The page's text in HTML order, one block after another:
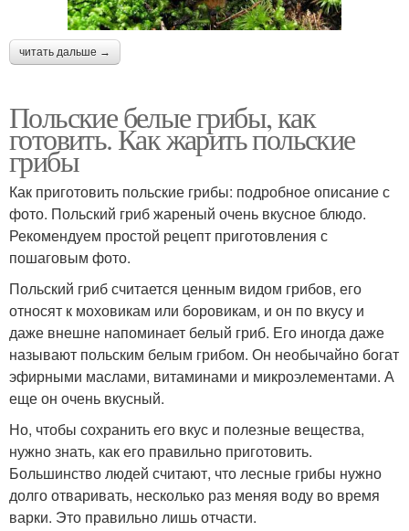
читать дальше →
Польские белые грибы, как
готовить. Как жарить польские
грибы
Как приготовить польские грибы: подробное описание с
фото. Польский гриб жареный очень вкусное блюдо.
Рекомендуем простой рецепт приготовления с
пошаговым фото.
Польский гриб считается ценным видом грибов, его
относят к моховикам или боровикам, и он по вкусу и
даже внешне напоминает белый гриб. Его иногда даже
называют польским белым грибом. Он необычайно богат
эфирными маслами, витаминами и микроэлементами. А
еще он очень вкусный.
Но, чтобы сохранить его вкус и полезные вещества,
нужно знать, как его правильно приготовить.
Большинство людей считают, что лесные грибы нужно
долго отваривать, несколько раз меняя воду во время
варки. Это правильно лишь отчасти.